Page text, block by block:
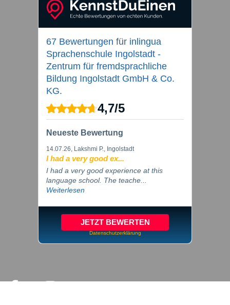
67 Bewertungen für inlingua
Sprachenschule Ingolstadt -
Zentrum für fremdsprachliche
Bildung Ingolstadt GmbH & Co.
KG.
4,7/5
Neueste Bewertung
14.07.26, Lakshmi P., Ingolstadt
I had a very good ex...
I had a very good experience at this
language school. The teache...
Weiterlesen
JETZT BEWERTEN
Datenschutzerklärung